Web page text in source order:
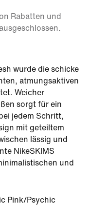
Rabatten und
wurde die schicke
atmungsaktiven
Weicher
sorgt für ein
jedem Schritt,
mit geteiltem
lässig und
NikeSKIMS
und
Pink/Psychic